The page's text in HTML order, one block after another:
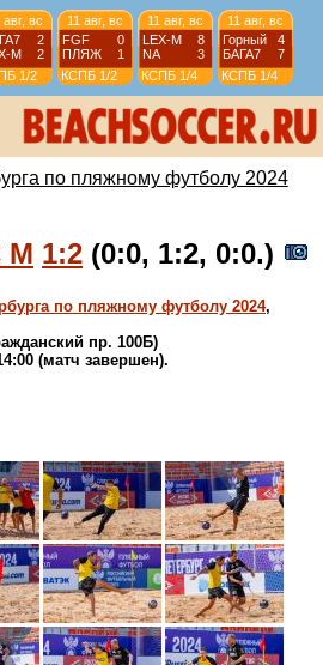
авг, вс
2
М
2
1/2
11 авг, вс
FGF
0
ПЛЯЖ
1
КСПБ 1/2
11 авг, вс
LEX-М
8
NA
3
КСПБ 1/4
11 авг, вс
Горный
4
БАГА7
7
КСПБ 1/4
авг, вс
3
7
04 авг, вс
Горный
3
NA
2
04 авг, вс
АНГЛР
1
FGun
4
по пляжному футболу 2024
М 1:2 (0:0, 1:2, 0:0.)
по пляжному футболу 2024,
пр. 100Б)
(матч завершен).